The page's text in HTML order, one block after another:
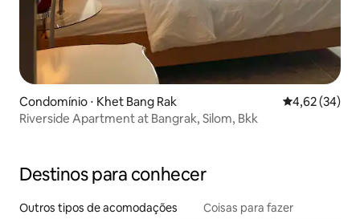
Condomínio ⋅ Khet Bang Rak 4,62 de uma
4,62 (34)
Riverside Apartment at Bangrak, Silom, Bkk
Destinos para conhecer
Outros tipos de acomodações Coisas para fazer